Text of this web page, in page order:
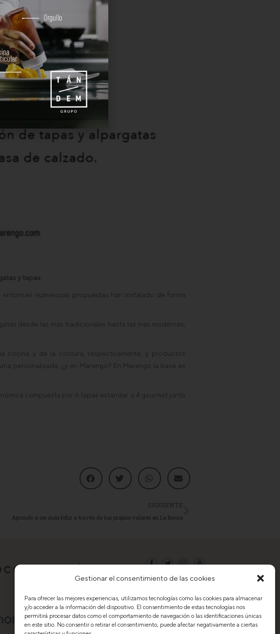
Gestionar el consentimiento de las cookies
Para ofrecer las mejores experiencias, utilizamos tecnologías como las cookies para almacenar
y/o acceder a la información del dispositivo. El consentimiento de estas tecnologías nos
permitirá procesar datos como el comportamiento de navegación o las identificaciones únicas
en este sitio. No consentir o retirar el consentimiento, puede afectar negativamente a ciertas
y tapas.
numerosas propuestas han instalado de forma
desde las más tradicionales hasta las más modernas,
cocina y de la costura, respectivamente, y productos
personalizada, ¿y en Marengo? En Marengo la base es
compuesta por 6 tapas estándar o 4 gourmet junto
SIGUIENTE
Aprende a ser más feliz a través de tus propios valores en La Bocca
Trabaja con nosotros
Política de privacidad